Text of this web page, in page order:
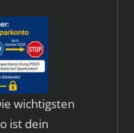
wichtigsten
ist dein